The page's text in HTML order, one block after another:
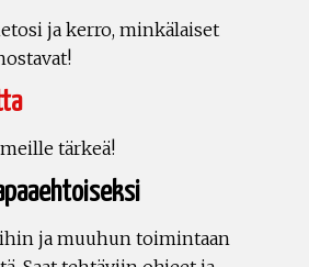
ja kerro, minkälaiset
tärkeä!
ja muuhun toimintaan